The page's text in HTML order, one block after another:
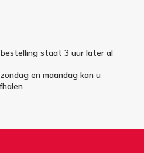
bestelling staat 3 uur later al
en maandag kan u